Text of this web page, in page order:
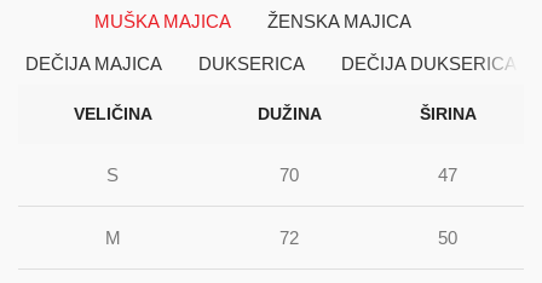
MUŠKA MAJICA ŽENSKA MAJICA
DEČIJA MAJICA DUKSERICA DEČIJA DUKSERICA
VELIČINA DUŽINA ŠIRINA
S 70 47
M 72 50